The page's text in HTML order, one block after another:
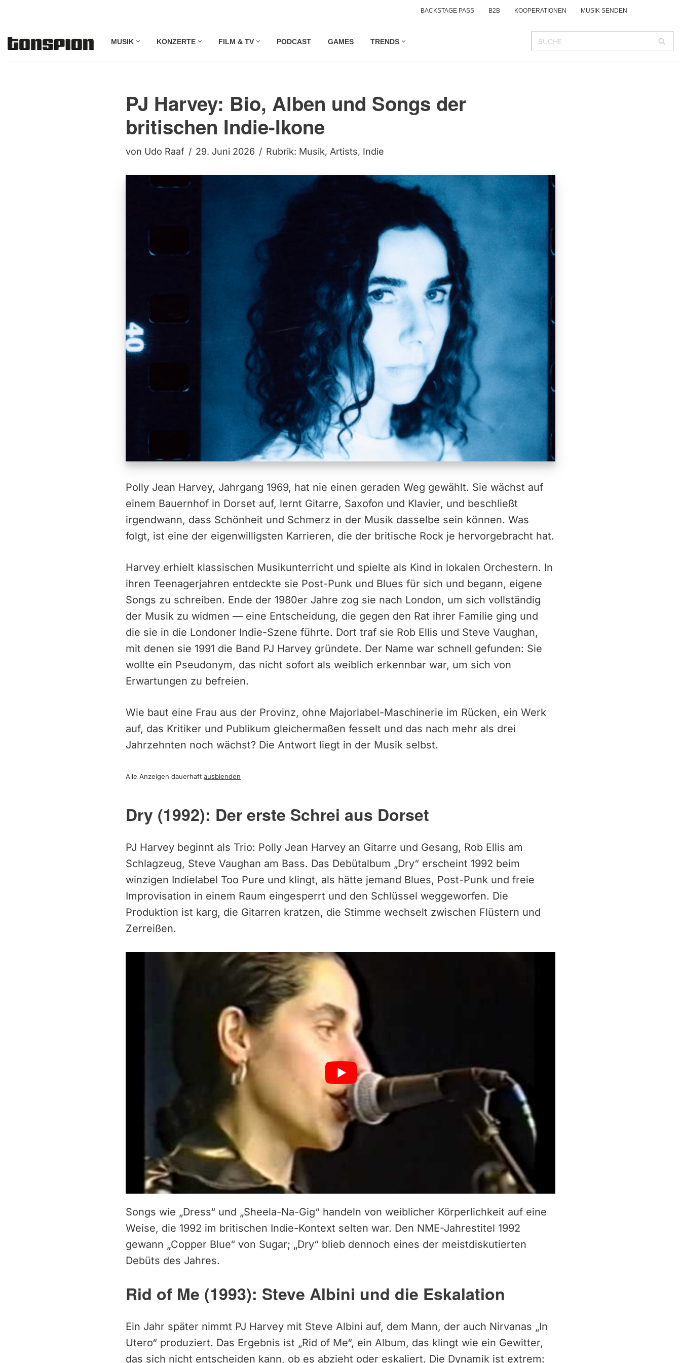
Inhalt
BACKSTAGE PASS B2B KOOPERATIONEN MUSIK SENDEN
MUSIK KONZERTE FILM & TV PODCAST GAMES TRENDS
PJ Harvey: Bio, Alben und Songs der
britischen Indie-Ikone
von Udo Raaf 29. Juni 2026 Rubrik: Musik, Artists, Indie
Polly Jean Harvey, Jahrgang 1969, hat nie einen geraden Weg gewählt. Sie wächst auf
einem Bauernhof in Dorset auf, lernt Gitarre, Saxofon und Klavier, und beschließt
irgendwann, dass Schönheit und Schmerz in der Musik dasselbe sein können. Was
folgt, ist eine der eigenwilligsten Karrieren, die der britische Rock je hervorgebracht hat.
Harvey erhielt klassischen Musikunterricht und spielte als Kind in lokalen Orchestern. In
ihren Teenagerjahren entdeckte sie Post-Punk und Blues für sich und begann, eigene
Songs zu schreiben. Ende der 1980er Jahre zog sie nach London, um sich vollständig
der Musik zu widmen — eine Entscheidung, die gegen den Rat ihrer Familie ging und
die sie in die Londoner Indie-Szene führte. Dort traf sie Rob Ellis und Steve Vaughan,
mit denen sie 1991 die Band PJ Harvey gründete. Der Name war schnell gefunden: Sie
wollte ein Pseudonym, das nicht sofort als weiblich erkennbar war, um sich von
Erwartungen zu befreien.
Wie baut eine Frau aus der Provinz, ohne Majorlabel-Maschinerie im Rücken, ein Werk
auf, das Kritiker und Publikum gleichermaßen fesselt und das nach mehr als drei
Jahrzehnten noch wächst? Die Antwort liegt in der Musik selbst.
Alle Anzeigen dauerhaftausblenden
Dry (1992): Der erste Schrei aus Dorset
PJ Harvey beginnt als Trio: Polly Jean Harvey an Gitarre und Gesang, Rob Ellis am
Schlagzeug, Steve Vaughan am Bass. Das Debütalbum „Dry“ erscheint 1992 beim
winzigen Indielabel Too Pure und klingt, als hätte jemand Blues, Post-Punk und freie
Improvisation in einem Raum eingesperrt und den Schlüssel weggeworfen. Die
Produktion ist karg, die Gitarren kratzen, die Stimme wechselt zwischen Flüstern und
Zerreißen.
Songs wie „Dress“ und „Sheela-Na-Gig“ handeln von weiblicher Körperlichkeit auf eine
Weise, die 1992 im britischen Indie-Kontext selten war. Den NME-Jahrestitel 1992
gewann „Copper Blue“ von Sugar; „Dry“ blieb dennoch eines der meistdiskutierten
Debüts des Jahres.
Rid of Me (1993): Steve Albini und die Eskalation
Ein Jahr später nimmt PJ Harvey mit Steve Albini auf, dem Mann, der auch Nirvanas „In
Utero“ produziert. Das Ergebnis ist „Rid of Me“, ein Album, das klingt wie ein Gewitter,
das sich nicht entscheiden kann, ob es abzieht oder eskaliert. Die Dynamik ist extrem: